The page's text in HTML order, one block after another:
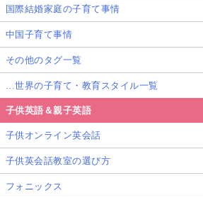
国際結婚家庭の子育て事情
中国子育て事情
その他のタグ一覧
…世界の子育て・教育スタイル一覧
子供英語＆親子英語
子供オンライン英会話
子供英会話教室の選び方
フォニックス